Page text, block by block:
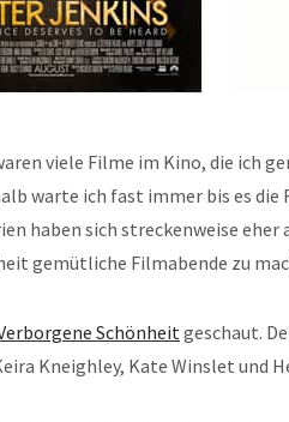
viele Filme im Kino, die ich
warte ich fast immer bis es
haben sich streckenweise
gemütliche Filmabende zu
Schönheitgeschaut.
Kneighley, Kate Winslet und